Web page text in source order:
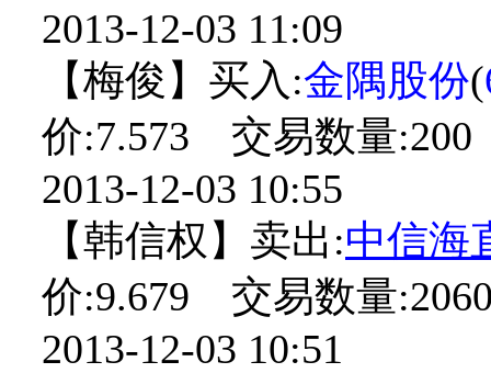
2013-12-03 11:09
【梅俊】买入:金隅股份(
价:7.573 交易数量:200
2013-12-03 10:55
【韩信权】卖出:中信海
价:9.679 交易数量
2013-12-03 10:51